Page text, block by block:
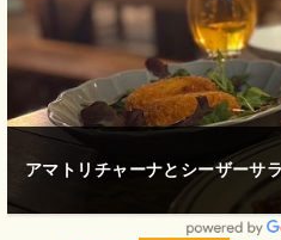
サラダのドレッシング3種類か
トとして ケーキ＆ドリンク...